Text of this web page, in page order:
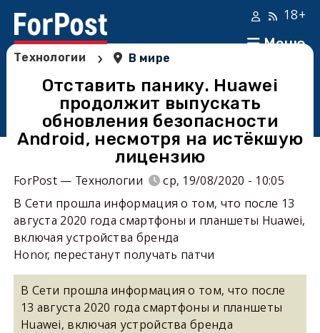
Меню
18+
Технологии › В мире
Отставить панику. Huawei
продолжит выпускать
обновления безопасности
Android, несмотря на истёкшую
лицензию
ForPost — Технологии
ср, 19/08/2020 - 10:05
В Сети прошла информация о том, что после 13
августа 2020 года смартфоны и планшеты Huawei,
включая устройства бренда
Honor, перестанут получать патчи
В Сети прошла информация о том, что после
13 августа 2020 года смартфоны и планшеты
Huawei, включая устройства бренда